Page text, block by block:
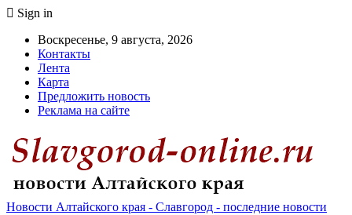
Sign in
Воскресенье, 9 августа, 2026
Контакты
Лента
Карта
Предложить новость
Реклама на сайте
Новости Алтайского края - Славгород - последние новости